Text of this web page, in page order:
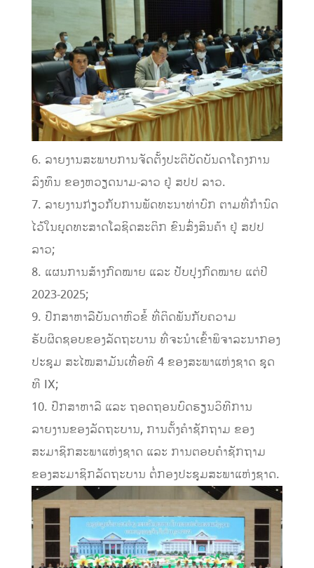
6. ລາຍງານສະພາບການຈັດຕັ້ງປະຕິບັດບັນດາໂຄງການ
ລົງທຶນ ຂອງຫວຽດນາມ-ລາວ ຢູ່ ສປປ ລາວ.
7. ລາຍງານກ່ຽວກັບການພັດທະນາທ່າບົກ ຕາມທີ່ກຳນົດ
ໄວ້ໃນຍຸດທະສາດໂລຊິດສະຕິກ ຂົນສົ່ງສິນຄ້າ ຢູ່ ສປປ
ລາວ;
8. ແຜນການສ້າງກົດໝາຍ ແລະ ປັບປຸງກົດໝາຍ ແຕ່ປີ
2023-2025;
9. ປຶກສາຫາລືບັນດາຫົວຂໍ້ ທີ່ຕິດພັນກັບຄວາມ
ຮັບຜິດຊອບຂອງລັດຖະບານ ທີ່ຈະນຳເຂົ້າພິຈາລະນາກອງ
ປະຊຸມ ສະໄໝສາມັນເທື່ອທີ 4 ຂອງສະພາແຫ່ງຊາດ ຊຸດ
ທີ IX;
10. ປຶກສາຫາລື ແລະ ຖອດຖອນບົດຮຽນວິທີການ
ລາຍງານຂອງລັດຖະບານ, ການຕັ້ງຄຳຊັກຖາມ ຂອງ
ສະມາຊິກສະພາແຫ່ງຊາດ ແລະ ການຕອບຄໍາຊັກຖາມ
ຂອງສະມາຊິກລັດຖະບານ ຕໍ່ກອງປະຊຸມສະພາແຫ່ງຊາດ.